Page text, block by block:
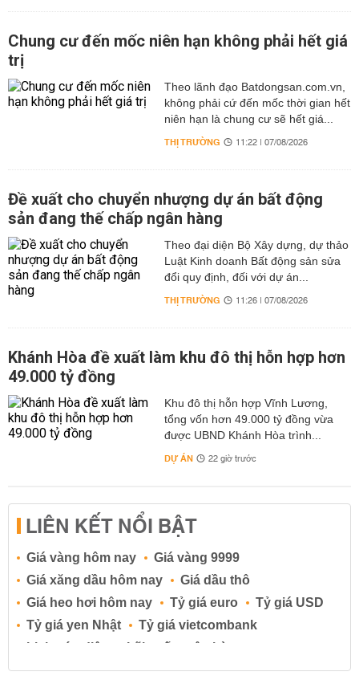
Chung cư đến mốc niên hạn không phải hết giá
trị
Theo lãnh đạo Batdongsan.com.vn,
không phải cứ đến mốc thời gian hết
niên hạn là chung cư sẽ hết giá...
THỊ TRƯỜNG 11:22 | 07/08/2026
Đề xuất cho chuyển nhượng dự án bất động
sản đang thế chấp ngân hàng
Theo đại diện Bộ Xây dựng, dự thảo
Luật Kinh doanh Bất động sản sửa
đổi quy định, đối với dự án...
THỊ TRƯỜNG 11:26 | 07/08/2026
Khánh Hòa đề xuất làm khu đô thị hỗn hợp hơn
49.000 tỷ đồng
Khu đô thị hỗn hợp Vĩnh Lương,
tổng vốn hơn 49.000 tỷ đồng vừa
được UBND Khánh Hòa trình...
DỰ ÁN 22 giờ trước
LIÊN KẾT NỔI BẬT
Giá vàng hôm nay
Giá vàng 9999
Giá xăng dầu hôm nay
Giá dầu thô
Giá heo hơi hôm nay
Tỷ giá euro
Tỷ giá USD
Tỷ giá yen Nhật
Tỷ giá vietcombank
Lịch cúp điện
Lãi suất ngân hàng
Lãi suất tiết kiệm
Lãi suất tiền gửi